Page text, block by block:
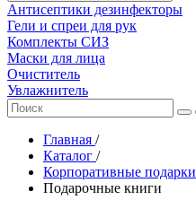
Антисептики дезинфекторы
Гели и спреи для рук
Комплекты СИЗ
Маски для лица
Очиститель
Увлажнитель
Главная /
Каталог /
Корпоративные подарки
Подарочные книги